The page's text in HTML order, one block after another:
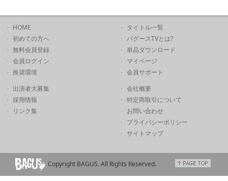
HOME
初めての方へ
無料会員登録
会員ログイン
推奨環境
タイトル一覧
バグースTVとは?
単品ダウンロード
マイページ
会員サポート
出演者大募集
採用情報
リンク集
会社概要
特定商取引について
お問い合わせ
プライバシーポリシー
サイトマップ
Copyright BAGUS. All Rights Reserved.